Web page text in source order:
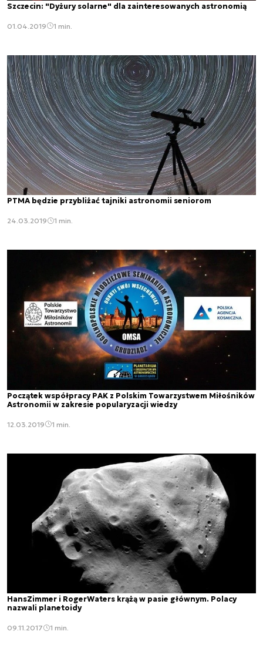
Szczecin: "Dyżury solarne" dla zainteresowanych astronomią
01.04.2019 1 min.
PTMA będzie przybliżać tajniki astronomii seniorom
24.03.2019 1 min.
Początek współpracy PAK z Polskim Towarzystwem Miłośników
Astronomii w zakresie popularyzacji wiedzy
12.03.2019 1 min.
HansZimmer i RogerWaters krążą w pasie głównym. Polacy
nazwali planetoidy
09.11.2017 1 min.